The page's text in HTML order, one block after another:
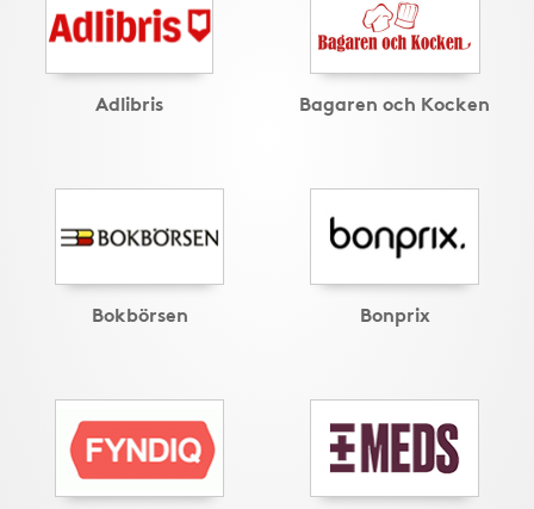
Adlibris Bagaren och Kocken
Bokbörsen Bonprix